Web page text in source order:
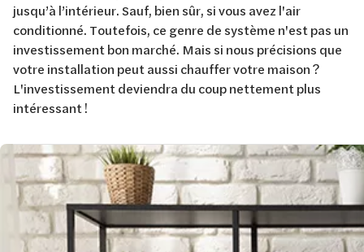
jusqu’à l’intérieur. Sauf, bien sûr, si vous avez l'air
conditionné. Toutefois, ce genre de système n'est pas un
investissement bon marché. Mais si nous précisions que
votre installation peut aussi chauffer votre maison ?
L'investissement deviendra du coup nettement plus
intéressant !
Image